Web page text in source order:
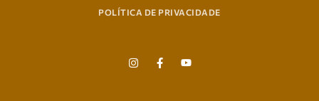
POLÍTICA DE PRIVACIDADE